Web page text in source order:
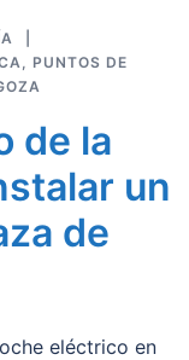
PUNTOS DE
de la
un
de
eléctrico en